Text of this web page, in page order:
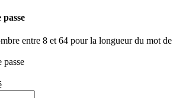
entre 8 et 64 pour la longueur du mot de
passe